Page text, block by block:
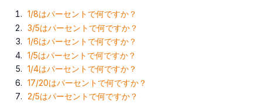
1/8はパーセントで何ですか？
3/5はパーセントで何ですか？
1/6はパーセントで何ですか？
1/5はパーセントで何ですか？
1/4はパーセントで何ですか？
17/20はパーセントで何ですか？
2/5はパーセントで何ですか？